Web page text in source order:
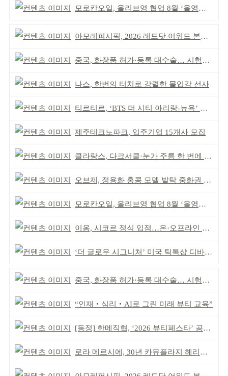
모로칸오일, 올리브영 협업 8월 ‘올영픽’ 선정
아모레퍼시픽, 2026 레드닷 어워드 본상 2개 수상
중국, 화장품 허가·등록 대수술… 시험자료 공용 허용
나스, 한번의 터치로 강렬한 몰입감 선사
티르티르, ‘BTS 더 시티 아리랑-뉴욕’ 참여
제주테크노파크, 입주기업 15개사 모집
클라랑스, 다크서클·눈가 주름 한 번에 더블 케어
오브제, 정용화 홍콩 모델 발탁 중화권 공략 강화
모로칸오일, 올리브영 협업 8월 ‘올영픽’ 선정
이옴, 시코르 정식 입점…온·오프라인 유통망 확대
‘더 글로우 시그니처’ 미국 틱톡샵 디바이스 부문 1위
중국, 화장품 허가·등록 대수술… 시험자료 공용 허용
“인재‧심리‧AI로 그린 미래 뷰티 교육”
[동정] 한메직협, ‘2026 뷰티페스타’ 공동 주최
로라 메르시에, 30년 카뮤플라지 헤리티지 담아